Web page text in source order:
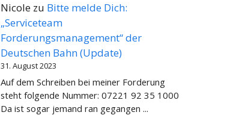
Nicole zu Bitte melde Dich:
„Serviceteam
Forderungsmanagement“ der
Deutschen Bahn (Update)
31. August 2023
Auf dem Schreiben bei meiner Forderung
steht folgende Nummer: 07221 92 35 1000
Da ist sogar jemand ran gegangen ...